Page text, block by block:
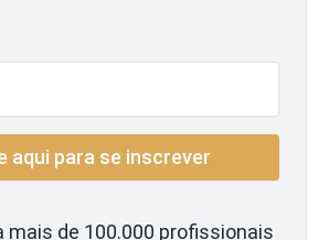
mais de 100.000 profissionais